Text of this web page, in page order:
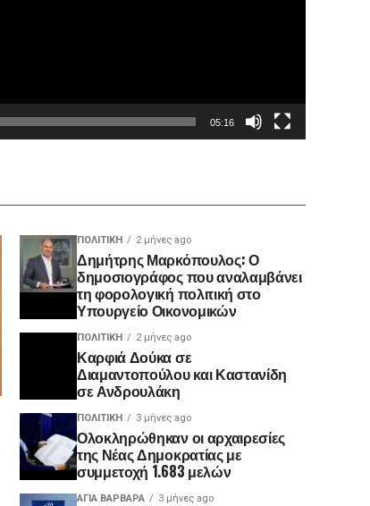
05:16
ΠΟΛΙΤΙΚΉ 2 μήνες ago
Δημήτρης Μαρκόπουλος: Ο
δημοσιογράφος που αναλαμβάνει
τη φορολογική πολιτική στο
Υπουργείο Οικονομικών
ΠΟΛΙΤΙΚΉ 2 μήνες ago
Καρφιά Δούκα σε
Διαμαντοπούλου και Καστανίδη
σε Ανδρουλάκη
ΠΟΛΙΤΙΚΉ 3 μήνες ago
Ολοκληρώθηκαν οι αρχαιρεσίες
της Νέας Δημοκρατίας με
συμμετοχή 1.683 μελών
ΑΓΙΑ ΒΑΡΒΑΡΑ 3 μήνες ago